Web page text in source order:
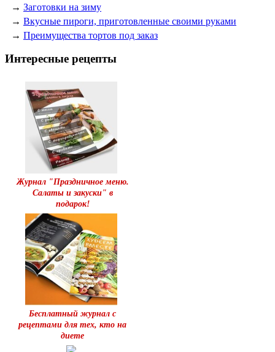
→ Заготовки на зиму
→ Вкусные пироги, приготовленные своими руками
→ Преимущества тортов под заказ
Интересные рецепты
Журнал "Праздничное меню.
Салаты и закуски" в
подарок!
Бесплатный журнал с
рецептами для тех, кто на
диете